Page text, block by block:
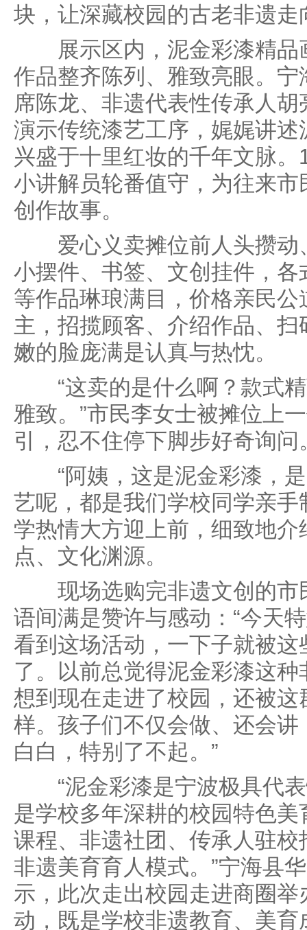
块，让深藏校园的古老非遗走
展示区内，泥金彩漆精品
作品整齐陈列、雅致亮眼。
席陈龙、非遗代表性传承人
演示传统漆艺工序，娓娓讲
兴盛于十里红妆的千年文脉
小讲解员轮番值守，为往来
创作故事。
爱心义卖摊位前人头攒动
小摆件、书签、文创挂件，
等作品琳琅满目，价格亲民
主，招揽顾客、介绍作品、
嫩的脸庞满是认真与热忱。
“这卖的是什么啊？款式精
雅致。”市民李女士被摊位上
引，忍不住停下脚步好奇询问
“阿姨，这是泥金彩漆，是
艺呢，都是我们学校同学亲手
学热情大方迎上前，细致地
点、文化渊源。
现场选购完非遗文创的市
语间满是赞许与感动：“今天
看到这场活动，一下子就被
了。以前总觉得泥金彩漆这
想到现在走进了校园，还被
样。孩子们不仅会做、还会
白白，特别了不起。”
“泥金彩漆是宁波极具代表
是学校多年深耕的校园特色
课程、非遗社团、传承人驻
非遗美育育人模式。”宁海县
示，此次走出校园走进商圈举
动，既是学校非遗教育、美